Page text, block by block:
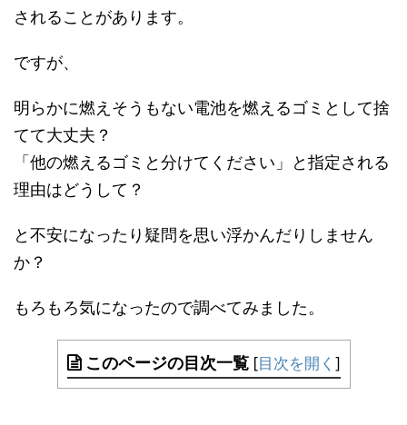
されることがあります。
ですが、
明らかに燃えそうもない電池を燃えるゴミとして捨
てて大丈夫？
「他の燃えるゴミと分けてください」と指定される
理由はどうして？
と不安になったり疑問を思い浮かんだりしません
か？
もろもろ気になったので調べてみました。
このページの目次一覧 [目次を開く ]